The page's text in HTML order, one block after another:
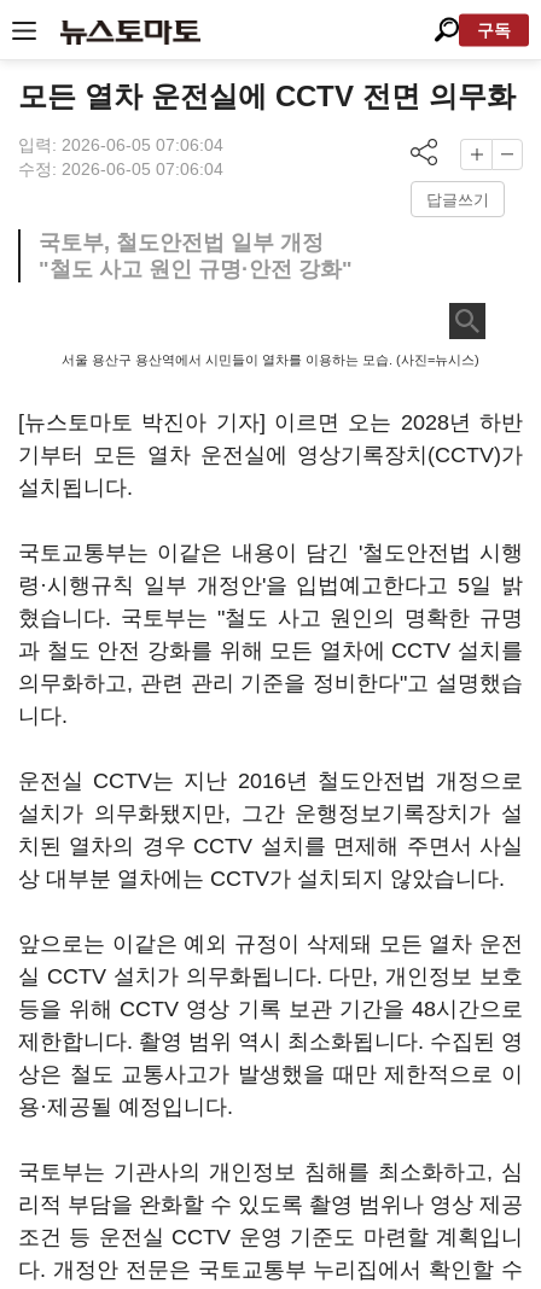
구독
모든 열차 운전실에 CCTV 전면 의무화
입력: 2026-06-05 07:06:04
수정: 2026-06-05 07:06:04
답글쓰기
국토부, 철도안전법 일부 개정
"철도 사고 원인 규명·안전 강화"
서울 용산구 용산역에서 시민들이 열차를 이용하는 모습. (사진=뉴시스)
[뉴스토마토 박진아 기자] 이르면 오는 2028년 하반
기부터 모든 열차 운전실에 영상기록장치(CCTV)가
설치됩니다.
국토교통부는 이같은 내용이 담긴 '철도안전법 시행
령·시행규칙 일부 개정안'을 입법예고한다고 5일 밝
혔습니다. 국토부는 "철도 사고 원인의 명확한 규명
과 철도 안전 강화를 위해 모든 열차에 CCTV 설치를
의무화하고, 관련 관리 기준을 정비한다"고 설명했습
니다.
운전실 CCTV는 지난 2016년 철도안전법 개정으로
설치가 의무화됐지만, 그간 운행정보기록장치가 설
치된 열차의 경우 CCTV 설치를 면제해 주면서 사실
상 대부분 열차에는 CCTV가 설치되지 않았습니다.
앞으로는 이같은 예외 규정이 삭제돼 모든 열차 운전
실 CCTV 설치가 의무화됩니다. 다만, 개인정보 보호
등을 위해 CCTV 영상 기록 보관 기간을 48시간으로
제한합니다. 촬영 범위 역시 최소화됩니다. 수집된 영
상은 철도 교통사고가 발생했을 때만 제한적으로 이
용·제공될 예정입니다.
국토부는 기관사의 개인정보 침해를 최소화하고, 심
리적 부담을 완화할 수 있도록 촬영 범위나 영상 제공
조건 등 운전실 CCTV 운영 기준도 마련할 계획입니
다. 개정안 전문은 국토교통부 누리집에서 확인할 수